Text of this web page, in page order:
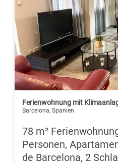
Ferienwohnung mit
Barcelona, Spanien
78 m²
Personen,
de Barcelona, 2